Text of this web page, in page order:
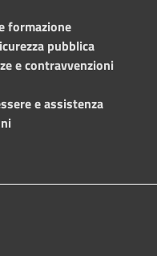
formazione
pubblica
e contravvenzioni
e assistenza